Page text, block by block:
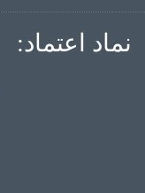
نماد اعتماد: